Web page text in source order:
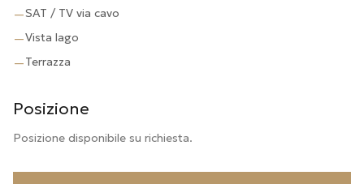
—SAT / TV via cavo
—Vista lago
—Terrazza
Posizione
Posizione disponibile su richiesta.